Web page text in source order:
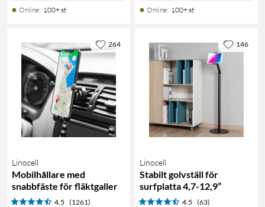
Online: 100+ st Online: 100+ st
Linocell
Mobilhållare med
snabbfäste för fläktgaller
4.5 (1261)
264
Linocell
Stabilt golvställ för
surfplatta 4,7-12,9”
4.5 (63)
146